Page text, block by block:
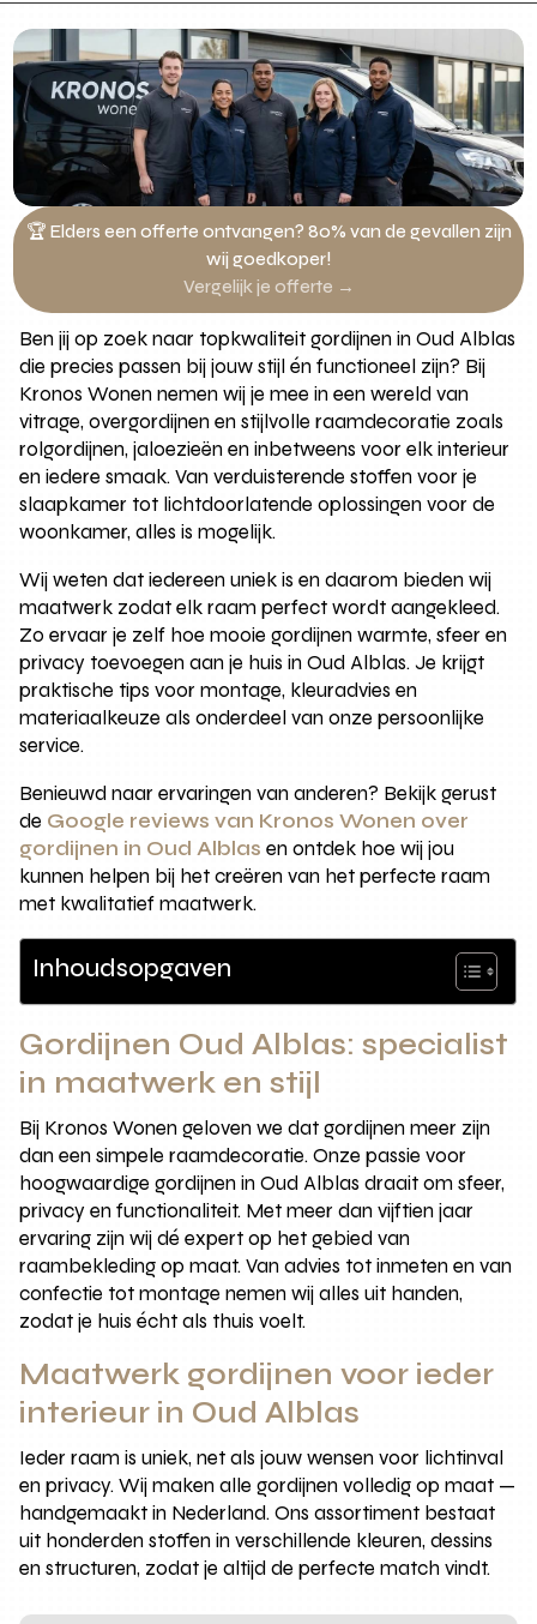
🏆 Elders een offerte ontvangen? 80% van de gevallen zijn
wij goedkoper!
Vergelijk je offerte →
Ben jij op zoek naar topkwaliteit gordijnen in Oud Alblas
die precies passen bij jouw stijl én functioneel zijn? Bij
Kronos Wonen nemen wij je mee in een wereld van
vitrage, overgordijnen en stijlvolle raamdecoratie zoals
rolgordijnen, jaloezieën en inbetweens voor elk interieur
en iedere smaak. Van verduisterende stoffen voor je
slaapkamer tot lichtdoorlatende oplossingen voor de
woonkamer, alles is mogelijk.
Wij weten dat iedereen uniek is en daarom bieden wij
maatwerk zodat elk raam perfect wordt aangekleed.
Zo ervaar je zelf hoe mooie gordijnen warmte, sfeer en
privacy toevoegen aan je huis in Oud Alblas. Je krijgt
praktische tips voor montage, kleuradvies en
materiaalkeuze als onderdeel van onze persoonlijke
service.
Benieuwd naar ervaringen van anderen? Bekijk gerust
de Google reviews van Kronos Wonen over
gordijnen in Oud Alblas en ontdek hoe wij jou
kunnen helpen bij het creëren van het perfecte raam
met kwalitatief maatwerk.
Inhoudsopgaven
Gordijnen Oud Alblas: specialist
in maatwerk en stijl
Bij Kronos Wonen geloven we dat gordijnen meer zijn
dan een simpele raamdecoratie. Onze passie voor
hoogwaardige gordijnen in Oud Alblas draait om sfeer,
privacy en functionaliteit. Met meer dan vijftien jaar
ervaring zijn wij dé expert op het gebied van
raambekleding op maat. Van advies tot inmeten en van
confectie tot montage nemen wij alles uit handen,
zodat je huis écht als thuis voelt.
Maatwerk gordijnen voor ieder
interieur in Oud Alblas
Ieder raam is uniek, net als jouw wensen voor lichtinval
en privacy. Wij maken alle gordijnen volledig op maat —
handgemaakt in Nederland. Ons assortiment bestaat
uit honderden stoffen in verschillende kleuren, dessins
en structuren, zodat je altijd de perfecte match vindt.